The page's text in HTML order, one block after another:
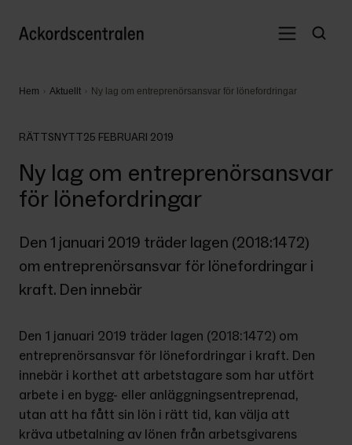
Hem Aktuellt Ny lag om entreprenörsansvar för lönefordringar
RÄTTSNYTT25 FEBRUARI 2019
Ny lag om entreprenörsansvar
för lönefordringar
Den 1 januari 2019 träder lagen (2018:1472)
om entreprenörsansvar för lönefordringar i
kraft. Den innebär
Den 1 januari 2019 träder lagen (2018:1472) om
entreprenörsansvar för lönefordringar i kraft. Den
innebär i korthet att arbetstagare som har utfört
arbete i en bygg- eller anläggningsentreprenad,
utan att ha fått sin lön i rätt tid, kan välja att
kräva utbetalning av lönen från arbetsgivarens